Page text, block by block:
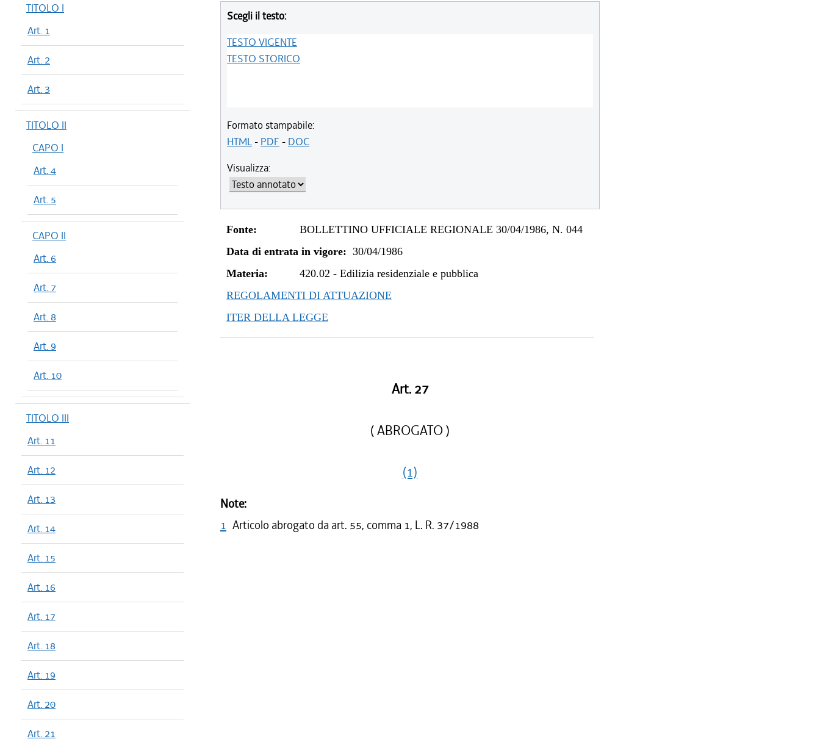
TITOLO I
Art. 1
Art. 2
Art. 3
TITOLO II
CAPO I
Art. 4
Art. 5
CAPO II
Art. 6
Art. 7
Art. 8
Art. 9
Art. 10
TITOLO III
Art. 11
Art. 12
Art. 13
Art. 14
Art. 15
Art. 16
Art. 17
Art. 18
Art. 19
Art. 20
Art. 21
Scegli il testo:
TESTO VIGENTE
TESTO STORICO
Formato stampabile:
HTML- PDF - DOC
Visualizza:
Fonte:
BOLLETTINO UFFICIALE REGIONALE 30/04/1986, N. 044
Data di entrata in vigore: 30/04/1986
Materia:
420.02 -Edilizia residenziale e pubblica
REGOLAMENTI DI ATTUAZIONE
ITER DELLA LEGGE
Art. 27
( ABROGATO )
(1)
Note:
1 Articolo abrogato da art. 55, comma 1, L. R. 37/1988